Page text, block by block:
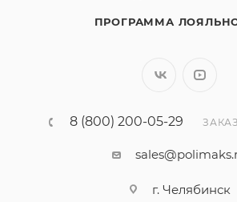
ПРОГРАММА
8 (800) 200-05-29
г. Челябинск